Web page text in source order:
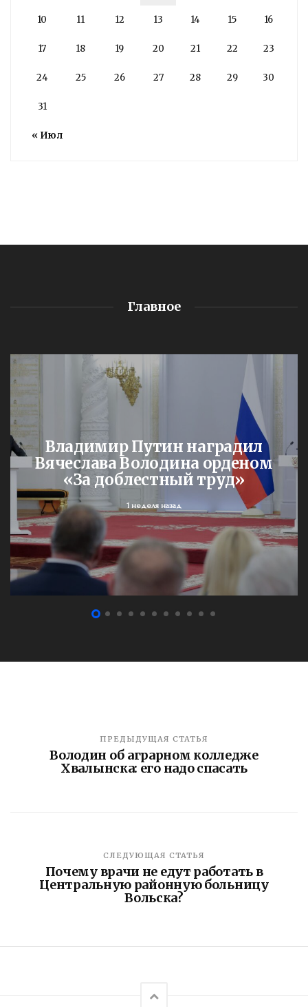
« Июл
10 11 12 13 14 15 16
17 18 19 20 21 22 23
24 25 26 27 28 29 30
31
Главное
Владимир Путин наградил
Вячеслава Володина орденом
«За доблестный труд»
1 неделя назад
ПРЕДЫДУЩАЯ СТАТЬЯ
Володин об аграрном колледже
Хвалынска: его надо спасать
СЛЕДУЮЩАЯ СТАТЬЯ
Почему врачи не едут работать в
Центральную районную больницу
Вольска?